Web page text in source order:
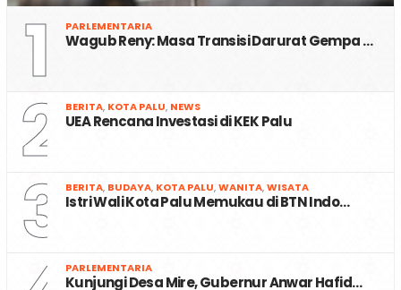
1 PARLEMENTARIA
Wagub Reny: Masa Transisi Darurat Gempa …
2 BERITA, KOTA PALU, NEWS
UEA Rencana Investasi di KEK Palu
3 BERITA, BUDAYA, KOTA PALU,WANITA,WISATA
Istri Wali Kota Palu Memukau di BTN Indo…
PARLEMENTARIA
Kunjungi Desa Mire, Gubernur Anwar Hafid…